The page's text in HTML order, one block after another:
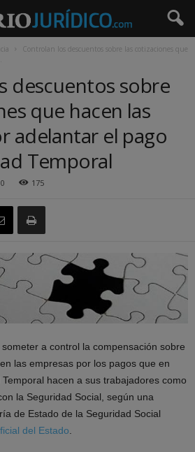
Controlan los descuentos sobre las cotizaciones que
descuentos sobre
que hacen las
adelantar el pago
Temporal
175
a control la compensación sobre
las empresas por los pagos que en
hacen a sus trabajadores como
la Seguridad Social, según una
de Estado de la Seguridad Social
del Estado.